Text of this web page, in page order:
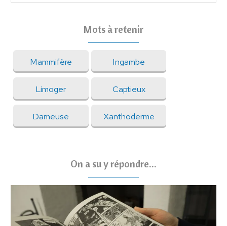
Mots à retenir
Mammifère Ingambe
Limoger Captieux
Dameuse Xanthoderme
On a su y répondre...